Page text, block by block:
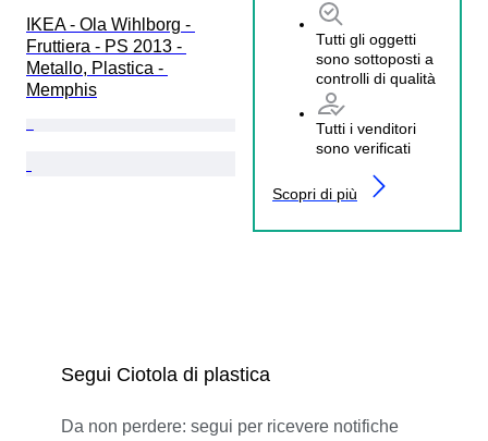
IKEA - Ola Wihlborg -
Fruttiera - PS 2013 -
Metallo, Plastica -
Memphis
Tutti gli oggetti
sono sottoposti a
controlli di qualità
Tutti i venditori
sono verificati
Scopri di più
Segui Ciotola di plastica
Da non perdere: segui per ricevere notifiche